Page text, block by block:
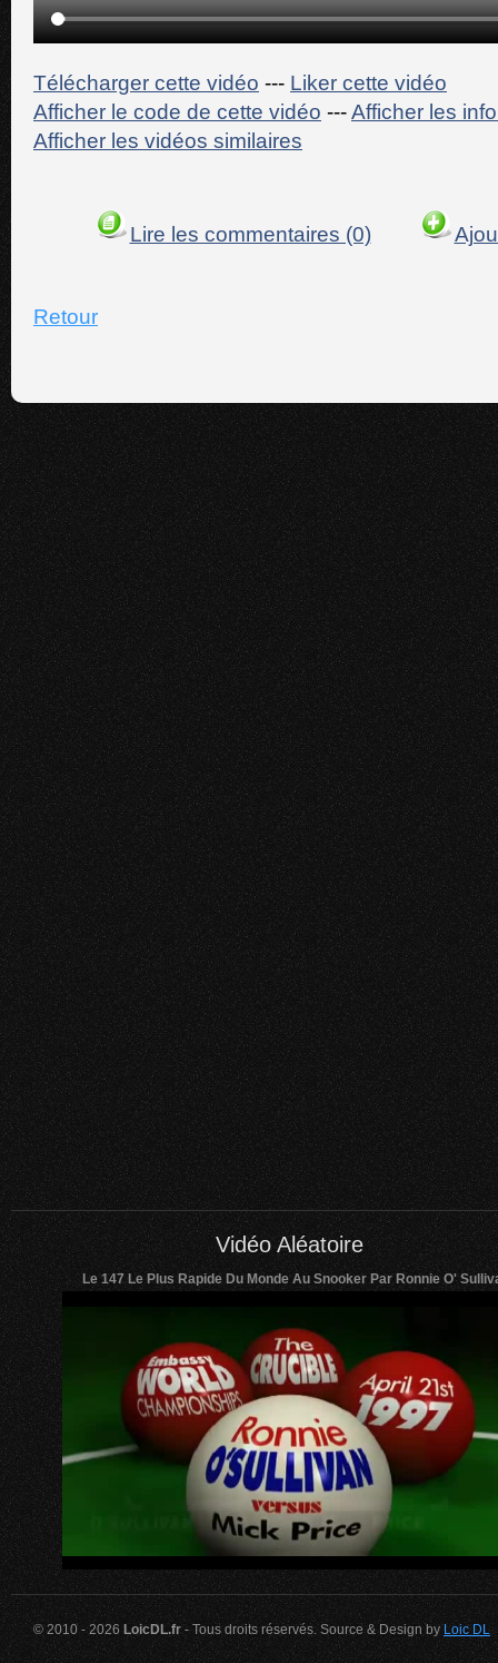
Télécharger cette vidéo --- Liker cette vidéo
Afficher le code de cette vidéo ---Afficher les
Afficher les vidéos similaires
Lire les commentaires (0)
Retour
Vidéo Aléatoire
Le 147 Le Plus Rapide Du Monde Au Snooker Par Ronnie O'
© 2010 - 2026 LoicDL.fr- Tous droits réservés. Source & Design byLoic DL